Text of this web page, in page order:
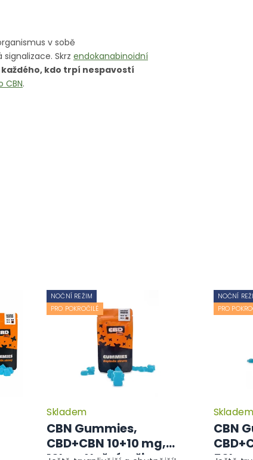
v sobě
Skrz endokanabinoidní
každého, kdo trpí nespavostí
CBN.
Průměrné
hodnocení
produktu
NOČNÍ REŽIM
PRO POKROČILÉ
CBN Gummies,
CBD+CBN 10+10 mg,
Skladem
NOČNÍ
PRO
CBN
Skladem